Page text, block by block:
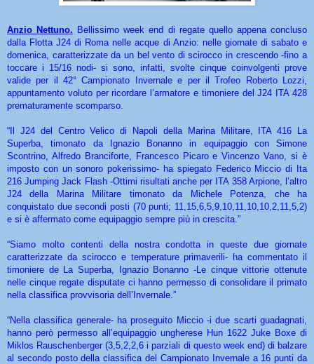
Anzio Nettuno. Bellissimo week end di regate quello appena concluso
dalla Flotta J24 di Roma nelle acque di Anzio: nelle giornate di sabato e
domenica, caratterizzate da un bel vento di scirocco in crescendo -fino a
toccare i 15/16 nodi- si sono, infatti, svolte cinque coinvolgenti prove
valide per il 42° Campionato Invernale e per il Trofeo Roberto Lozzi,
appuntamento voluto per ricordare l’armatore e timoniere del J24 ITA 428
prematuramente scomparso.
“Il J24 del Centro Velico di Napoli della Marina Militare, ITA 416 La
Superba, timonato da Ignazio Bonanno in equipaggio con Simone
Scontrino, Alfredo Branciforte, Francesco Picaro e Vincenzo Vano, si è
imposto con un sonoro pokerissimo- ha spiegato Federico Miccio di Ita
216 Jumping Jack Flash -Ottimi risultati anche per ITA 358 Arpione, l’altro
J24 della Marina Militare timonato da Michele Potenza, che ha
conquistato due secondi posti (70 punti; 11,15,6,5,9,10,11,10,10,2,11, 5,2)
e si è affermato come equipaggio sempre più in crescita.”
“Siamo molto contenti della nostra condotta in queste due giornate
caratterizzate da scirocco e temperature primaverili- ha commentato il
timoniere de La Superba, Ignazio Bonanno -Le cinque vittorie ottenute
nelle cinque regate disputate ci hanno permesso di consolidare il primato
nella classifica provvisoria dell’Invernale.”
“Nella classifica generale- ha proseguito Miccio -i due scarti guadagnati,
hanno però permesso all’equipaggio ungherese Hun 1622 Juke Boxe di
Miklos Rauschenberger (3,5,2,2,6 i parziali di questo week end) di balzare
al secondo posto della classifica del Campionato Invernale a 16 punti da